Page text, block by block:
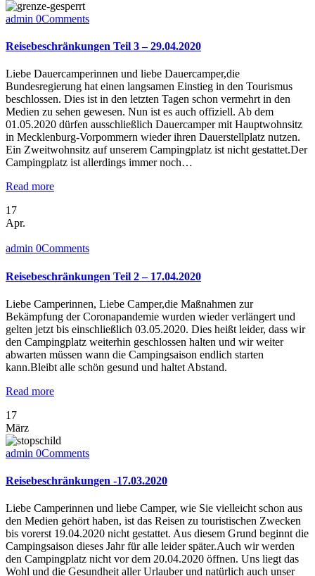
admin 0Comments
Reisebeschränkungen Teil 3 – 29.04.2020
Liebe Dauercamperinnen und liebe Dauercamper,die
Bundesregierung hat einen langsamen Einstieg in den Tourismus
beschlossen. Dies ist in den letzten Tagen schon vermehrt in den
Medien zu sehen gewesen. Nun ist es auch offiziell. Ab dem
01.05.2020 dürfen ausschließlich Dauercamper mit Hauptwohnsitz
in Mecklenburg-Vorpommern wieder ihren Dauerstellplatz nutzen.
Ein Zweitwohnsitz auf unserem Campingplatz ist nicht gestattet.Der
Campingplatz ist allerdings immer noch…
Read more
17
Apr.
admin 0Comments
Reisebeschränkungen Teil 2 – 17.04.2020
Liebe Camperinnen, Liebe Camper,die Maßnahmen zur
Bekämpfung der Coronapandemie wurden wieder verlängert und
gelten jetzt bis einschließlich 03.05.2020. Dies heißt leider, dass wir
den Campingplatz weiterhin geschlossen halten und wir weiter
abwarten müssen wann die Campingsaison endlich starten
kann.Bleibt alle schön gesund und haltet Abstand.
Read more
17
März
admin 0Comments
Reisebeschränkungen -17.03.2020
Liebe Camperinnen und liebe Camper, wie Sie vielleicht schon aus
den Medien gehört haben, ist das Reisen zu touristischen Zwecken
bis vorerst 19.04.2020 nicht gestattet. Aus diesem Grund beginnt die
Campingsaison dieses Jahr für alle leider später.Auch wir werden
den Campingplatz nicht vor dem 20.04.2020 öffnen. Uns liegt das
Wohl und die Gesundheit aller Urlauber und natürlich auch unser